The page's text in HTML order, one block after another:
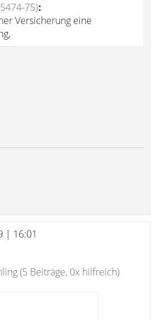
75):
Versicherung eine
| 16:01
(5 Beiträge, 0x hilfreich)